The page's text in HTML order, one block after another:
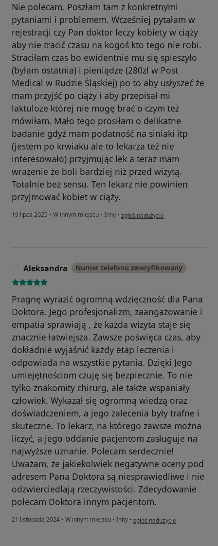
Nie polecam. Poszłam tam z konkretnymi
pytaniami i problemem. Wcześniej pytałam w
rejestracji czy Pan doktor leczy kobiety w ciąży
aby nie tracić czasu na kogoś kto tego nie robi.
Straciłam czas bo ewidentnie mu się spieszyło
(byłam ostatnia) i pieniądze (280zl w Post
Medical w Rudzie Śląskiej) po to aby usłyszeć że
mam przyjść po ciąży i aby przepisał mi
laktuloze której nie mogę brać o czym też
mówiłam. Mało tego prosiłam o delikatne
badanie gdyż mam podatność na siniaki itp
(jestem po krwiaku ale to lekarza też nie
interesowało) przyjmując lek a teraz mam
wrażenie że boli bardziej niż przed wizytą.
Totalnie bez sensu. Ten lekarz nie powinien
przyjmować kobiet w ciąży.
19 lipca 2025 • W innym miejscu • Inny • w opinii użytkownika Barbara
zgłoś nadużycie
Aleksandra Numer telefonu zweryfikowany
Pragnę wyrazić ogromną wdzięczność dla Pana
Doktora. Jego profesjonalizm, zaangażowanie i
empatia sprawiają , że każda wizyta staje się
znacznie łatwiejsza. Zawsze poświęca czas, aby
dokładnie wyjaśnić każdy etap leczenia i
odpowiada na wszystkie pytania. Dzięki Jego
umiejętnościom czuję się bezpiecznie. To nie
tylko znakomity chirurg, ale także wspaniały
człowiek. Wykazał się ogromną wiedzą oraz
doświadczeniem, a jego zalecenia były trafne i
skuteczne. To lekarz, na którego zawsze można
liczyć, a jego oddanie pacjentom zasługuje na
najwyższe uznanie. Polecam serdecznie!
Uważam, że jakiekolwiek negatywne oceny pod
adresem Pana Doktora są niesprawiedliwe i nie
odzwierciedlają rzeczywistości. Zdecydowanie
polecam Doktora innym pacjentom.
21 listopada 2024 • W innym miejscu • Inny • w opinii użytkownika
zgłoś nadużycie